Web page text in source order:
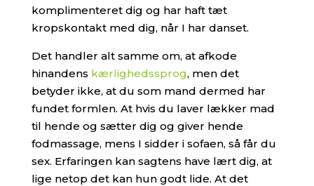
komplimenteret dig og har haft tæt
kropskontakt med dig, når I har danset.
Det handler alt samme om, at afkode
hinandens kærlighedssprog, men det
betyder ikke, at du som mand dermed har
fundet formlen. At hvis du laver lækker mad
til hende og sætter dig og giver hende
fodmassage, mens I sidder i sofaen, så får du
sex. Erfaringen kan sagtens have lært dig, at
lige netop det kan hun godt lide. At det